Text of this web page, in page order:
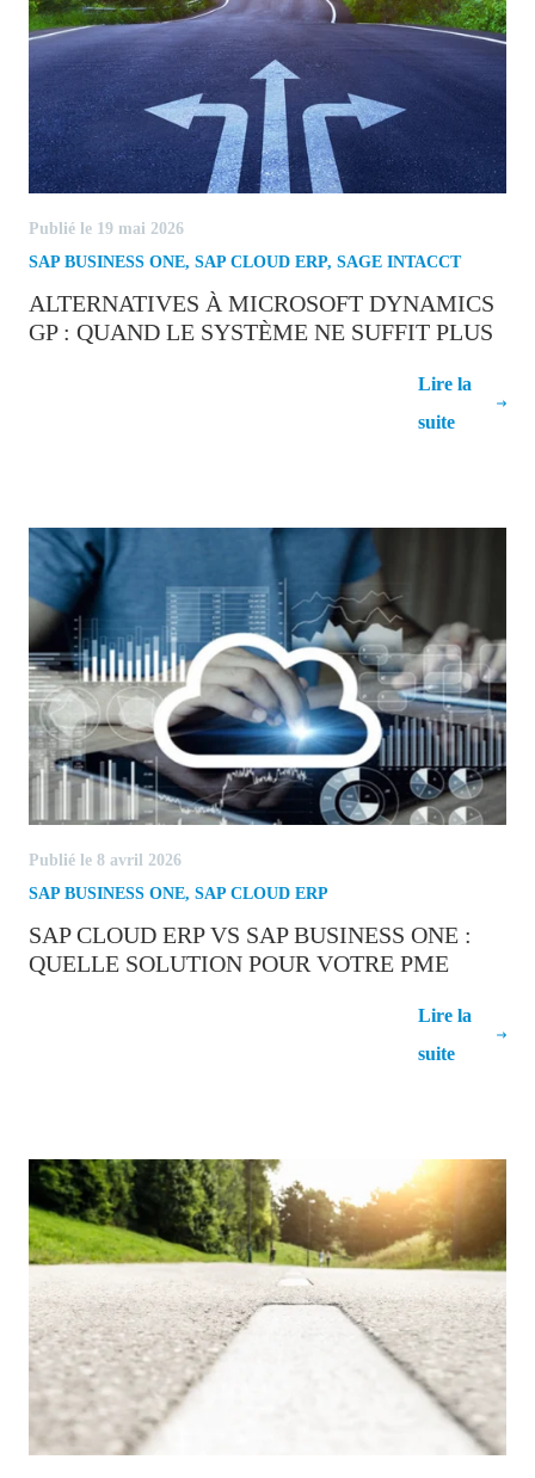
Publié le 19 mai 2026
SAP BUSINESS ONE, SAP CLOUD ERP, SAGE INTACCT
ALTERNATIVES À MICROSOFT DYNAMICS
GP : QUAND LE SYSTÈME NE SUFFIT PLUS
Lire la
suite
Publié le 8 avril 2026
SAP BUSINESS ONE, SAP CLOUD ERP
SAP CLOUD ERP VS SAP BUSINESS ONE :
QUELLE SOLUTION POUR VOTRE PME
Lire la
suite